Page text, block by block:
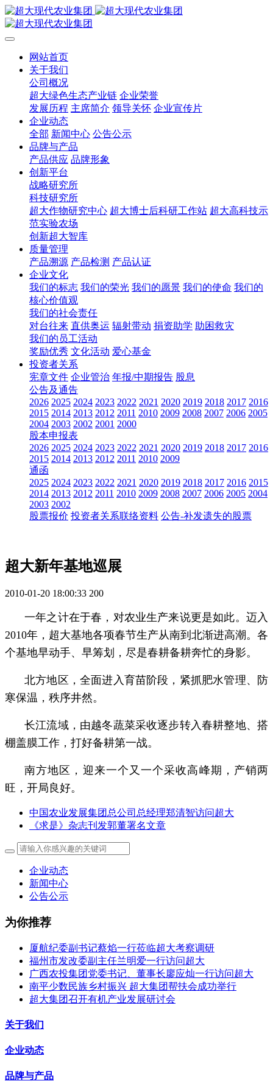
网站首页
关于我们
公司概况
超大绿色生态产业链 企业荣誉
发展历程 主席简介 领导关怀 企业宣传片
企业动态
全部 新闻中心 公告公示
品牌与产品
产品供应 品牌形象
创新平台
战略研究所
科技研究所
超大作物研究中心 超大博士后科研工作站 超大高科技示
范实验农场
创新超大智库
质量管理
产品溯源 产品检测 产品认证
企业文化
我们的标志 我们的荣光 我们的愿景 我们的使命 我们的
核心价值观
我们的社会责任
对台往来 直供奥运 辐射带动 捐资助学 助困救灾
我们的员工活动
奖励优秀 文化活动 爱心基金
投资者关系
宪章文件 企业管治 年报/中期报告 股息
公告及通告
2026 2025 2024 2023 2022 2021 2020 2019 2018 2017 2016
2015 2014 2013 2012 2011 2010 2009 2008 2007 2006 2005
2004 2003 2002 2001 2000
股本申报表
2026 2025 2024 2023 2022 2021 2020 2019 2018 2017 2016
2015 2014 2013 2012 2011 2010 2009
通函
2025 2024 2023 2022 2021 2020 2019 2018 2017 2016 2015
2014 2013 2012 2011 2010 2009 2008 2007 2006 2005 2004
2003 2002
股票报价 投资者关系联络资料 公告-补发遗失的股票
超大新年基地巡展
2010-01-20 18:00:33 200
一年之计在于春，对农业生产来说更是如此。迈入
2010年，超大基地各项春节生产从南到北渐进高潮。各
个基地早动手、早筹划，尽是春耕备耕奔忙的身影。
北方地区，全面进入育苗阶段，紧抓肥水管理、防
寒保温，秩序井然。
长江流域，由越冬蔬菜采收逐步转入春耕整地、搭
棚盖膜工作，打好备耕第一战。
南方地区，迎来一个又一个采收高峰期，产销两
旺，开局良好。
中国农业发展集团总公司总经理郑清智访问超大
《求是》杂志刊发郭董署名文章
企业动态
新闻中心
公告公示
为你推荐
厦航纪委副书记蔡焰一行莅临超大考察调研
福州市发改委副主任兰明爱一行访问超大
广西农投集团党委书记、董事长廖应灿一行访问超大
南平少数民族乡村振兴 超大集团帮扶会成功举行
超大集团召开有机产业发展研讨会
关于我们
企业动态
品牌与产品